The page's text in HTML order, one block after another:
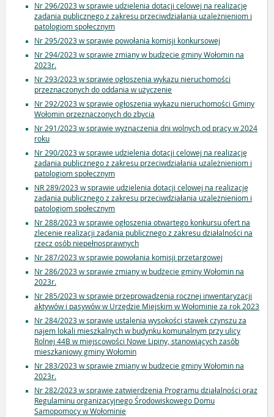
Nr 296/2023 w sprawie udzielenia dotacji celowej na realizację
zadania publicznego z zakresu przeciwdziałania uzależnieniom i
patologiom społecznym
Nr 295/2023 w sprawie powołania komisji konkursowej
Nr 294/2023 w sprawie zmiany w budżecie gminy Wołomin na
2023r.
Nr 293/2023 w sprawie ogłoszenia wykazu nieruchomości
przeznaczonych do oddania w użyczenie
Nr 292/2023 w sprawie ogłoszenia wykazu nieruchomości Gminy
Wołomin przeznaczonych do zbycia
Nr 291/2023 w sprawie wyznaczenia dni wolnych od pracy w 2024
roku
Nr 290/2023 w sprawie udzielenia dotacji celowej na realizację
zadania publicznego z zakresu przeciwdziałania uzależnieniom i
patologiom społecznym
NR 289/2023 w sprawie udzielenia dotacji celowej na realizację
zadania publicznego z zakresu przeciwdziałania uzależnieniom i
patologiom społecznym
Nr 288/2023 w sprawie ogłoszenia otwartego konkursu ofert na
zlecenie realizacji zadania publicznego z zakresu działalności na
rzecz osób niepełnosprawnych
Nr 287/2023 w sprawie powołania komisji przetargowej
Nr 286/2023 w sprawie zmiany w budżecie gminy Wołomin na
2023r.
Nr 285/2023 w sprawie przeprowadzenia rocznej inwentaryzacji
aktywów i pasywów w Urzędzie Miejskim w Wołominie za rok 2023
Nr 284/2023 w sprawie ustalenia wysokości stawek czynszu za
najem lokali mieszkalnych w budynku komunalnym przy ulicy
Rolnej 44B w miejscowości Nowe Lipiny, stanowiących zasób
mieszkaniowy gminy Wołomin
Nr 283/2023 w sprawie zmiany w budżecie gminy Wołomin na
2023r.
Nr 282/2023 w sprawie zatwierdzenia Programu działalności oraz
Regulaminu organizacyjnego Środowiskowego Domu
Samopomocy w Wołominie